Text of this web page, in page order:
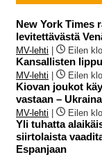
New York Times
levitettävästä
MV-lehti Eilen
Kansallisten
MV-lehti Eilen
Kiovan joukot
vastaan –
MV-lehti Eilen
Yli tuhatta
siirtolaista
Espanjaan